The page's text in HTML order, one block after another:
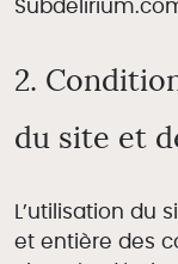
A
2.
du site et
L’utilisation du
et entière des